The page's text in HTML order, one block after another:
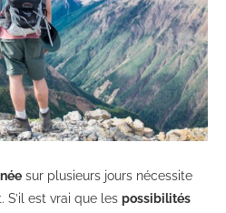
sur plusieurs jours nécessite
S’il est vrai que les possibilités